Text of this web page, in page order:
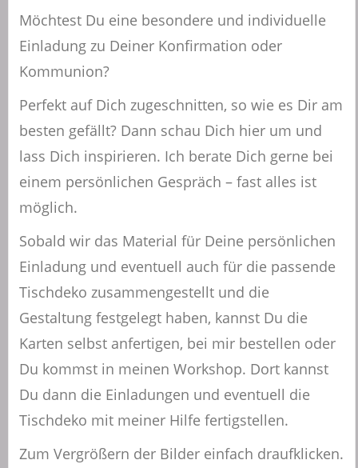
Möchtest Du eine besondere und individuelle
Einladung zu Deiner Konfirmation oder
Kommunion?
Perfekt auf Dich zugeschnitten, so wie es Dir am
besten gefällt? Dann schau Dich hier um und
lass Dich inspirieren. Ich berate Dich gerne bei
einem persönlichen Gespräch – fast alles ist
möglich.
Sobald wir das Material für Deine persönlichen
Einladung und eventuell auch für die passende
Tischdeko zusammengestellt und die
Gestaltung festgelegt haben, kannst Du die
Karten selbst anfertigen, bei mir bestellen oder
Du kommst in meinen Workshop. Dort kannst
Du dann die Einladungen und eventuell die
Tischdeko mit meiner Hilfe fertigstellen.
Zum Vergrößern der Bilder einfach draufklicken.